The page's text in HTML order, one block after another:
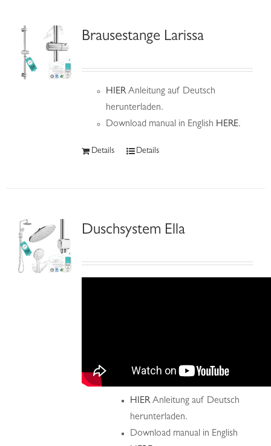
Brausestange Larissa
HIERAnleitung auf Deutsch
herunterladen.
Download manual in English HERE.
Details Details
Duschsystem Ella
HIERAnleitung auf Deutsch
herunterladen.
Download manual in English